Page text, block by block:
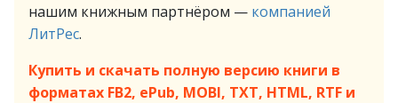
нашим книжным партнёром — компанией
ЛитРес.
Купить и скачать полную версию книги в
форматах FB2, ePub, MOBI, TXT, HTML, RTF и